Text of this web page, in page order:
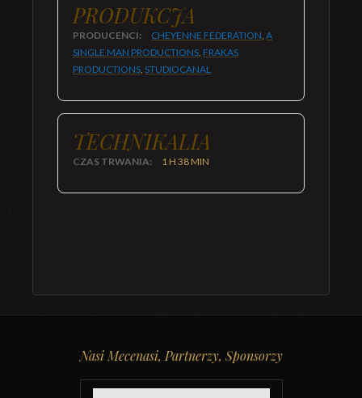
PRODUKCJA
PRODUCENCI: CHEYENNE FEDERATION, A
SINGLE MAN PRODUCTIONS, FRAKAS
PRODUCTIONS, STUDIOCANAL
TECHNIKALIA
CZAS TRWANIA: 1 H 38 MIN
Nasi Mecenasi, Partnerzy, Sponsorzy